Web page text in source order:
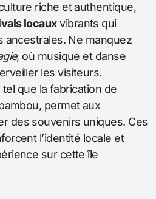
riche et authentique,
locauxvibrants qui
ancestrales. Ne manquez
, où musique et danse
les visiteurs.
tel que la fabrication de
permet aux
des souvenirs uniques. Ces
l’identité locale et
sur cette île